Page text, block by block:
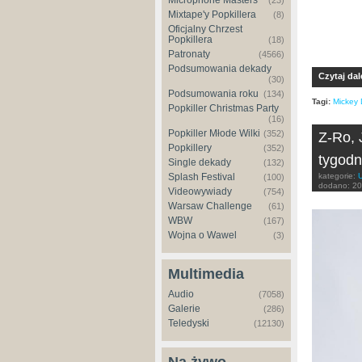
Mixtape'y Popkillera (8)
Oficjalny Chrzest
Popkillera
(18)
Patronaty (4566)
Podsumowania dekady
(30)
Podsumowania roku (134)
Popkiller Christmas Party
(16)
Popkiller Młode Wilki (352)
Popkillery (352)
Single dekady (132)
Splash Festival (100)
Videowywiady (754)
Warsaw Challenge (61)
WBW (167)
Wojna o Wawel (3)
Multimedia
Audio (7058)
Galerie (286)
Teledyski (12130)
Czytaj
Tagi: Mickey
Z-Ro,
kategorie:
dodano: